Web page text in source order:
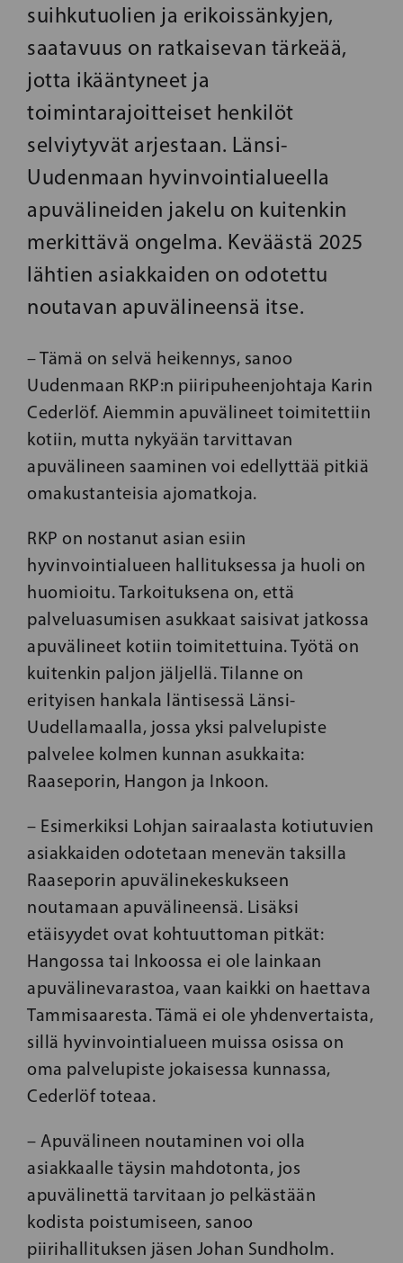
suihkutuolien ja erikoissänkyjen,
saatavuus on ratkaisevan tärkeää,
jotta ikääntyneet ja
toimintarajoitteiset henkilöt
selviytyvät arjestaan. Länsi-
Uudenmaan hyvinvointialueella
apuvälineiden jakelu on kuitenkin
merkittävä ongelma. Keväästä 2025
lähtien asiakkaiden on odotettu
noutavan apuvälineensä itse.
– Tämä on selvä heikennys, sanoo
Uudenmaan RKP:n piiripuheenjohtaja Karin
Cederlöf. Aiemmin apuvälineet toimitettiin
kotiin, mutta nykyään tarvittavan
apuvälineen saaminen voi edellyttää pitkiä
omakustanteisia ajomatkoja.
RKP on nostanut asian esiin
hyvinvointialueen hallituksessa ja huoli on
huomioitu. Tarkoituksena on, että
palveluasumisen asukkaat saisivat jatkossa
apuvälineet kotiin toimitettuina. Työtä on
kuitenkin paljon jäljellä. Tilanne on
erityisen hankala läntisessä Länsi-
Uudellamaalla, jossa yksi palvelupiste
palvelee kolmen kunnan asukkaita:
Raaseporin, Hangon ja Inkoon.
– Esimerkiksi Lohjan sairaalasta kotiutuvien
asiakkaiden odotetaan menevän taksilla
Raaseporin apuvälinekeskukseen
noutamaan apuvälineensä. Lisäksi
etäisyydet ovat kohtuuttoman pitkät:
Hangossa tai Inkoossa ei ole lainkaan
apuvälinevarastoa, vaan kaikki on haettava
Tammisaaresta. Tämä ei ole yhdenvertaista,
sillä hyvinvointialueen muissa osissa on
oma palvelupiste jokaisessa kunnassa,
Cederlöf toteaa.
– Apuvälineen noutaminen voi olla
asiakkaalle täysin mahdotonta, jos
apuvälinettä tarvitaan jo pelkästään
kodista poistumiseen, sanoo
piirihallituksen jäsen Johan Sundholm.